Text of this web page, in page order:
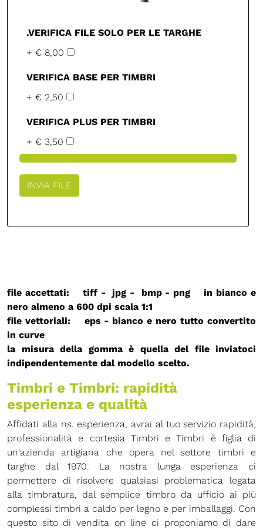
.VERIFICA FILE SOLO PER LE TARGHE
+ € 8,00
VERIFICA BASE PER TIMBRI
+ € 2,50
VERIFICA PLUS PER TIMBRI
+ € 3,50
file accettati: tiff - jpg - bmp - png in bianco e
nero almeno a 600 dpi scala 1:1
file vettoriali: eps - bianco e nerotutto convertito
in curve
la misura della gomma è quella del file inviatoci
indipendentemente dal modello scelto.
Timbri e Timbri: rapidità
esperienza e qualità
Affidati alla ns. esperienza, avrai al tuo servizio rapidità,
professionalità e cortesia Timbri e Timbri è figlia di
un'azienda artigiana che opera nel settore timbri e
targhe dal 1970. La nostra lunga esperienza ci
permettere di risolvere qualsiasi problematica legata
alla timbratura, dal semplice timbro da ufficio ai più
complessi timbri a caldo per legno e per imballaggi. Con
questo sito di vendita on line ci proponiamo di dare